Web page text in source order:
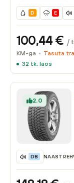
D E
100,44 € /
KM-ga Tasuta
32 tk. laos
2.0
DB